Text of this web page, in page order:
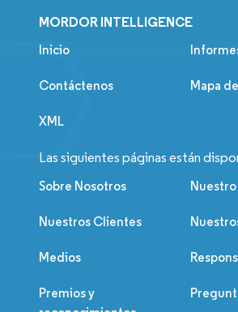
MORDOR INTELLIGENCE
Inicio
Contáctenos Mapa
XML
Las siguientes páginas están
Sobre Nosotros
Nuestros Clientes
Medios
Premios y